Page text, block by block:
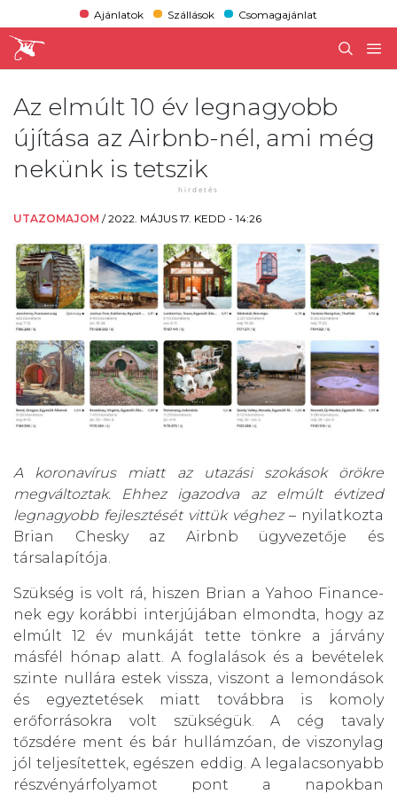
Ajánlatok Szállások Csomagajánlat
Az elmúlt 10 év legnagyobb
újítása az Airbnb-nél, ami még
nekünk is tetszik
UTAZOMAJOM /2022. MÁJUS 17. KEDD - 14:26
A koronavírus miatt az utazási szokások örökre
megváltoztak. Ehhez igazodva az elmúlt évtized
legnagyobb fejlesztését vittük véghez– nyilatkozta
Brian Chesky az Airbnb ügyvezetője és
társalapítója.
Szükség is volt rá, hiszen Brian a Yahoo Finance-
nek egy korábbi interjújában elmondta, hogy az
elmúlt 12 év munkáját tette tönkre a járvány
másfél hónap alatt. A foglalások és a bevételek
szinte nullára estek vissza, viszont a lemondások
és egyeztetések miatt továbbra is komoly
erőforrásokra volt szükségük. A cég tavaly
tőzsdére ment és bár hullámzóan, de viszonylag
jól teljesítettek, egészen eddig. A legalacsonyabb
részvényárfolyamot pont a napokban